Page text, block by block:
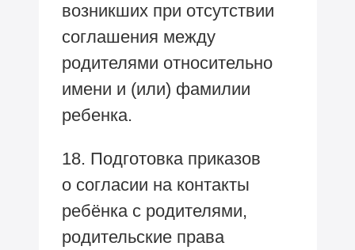
возникших при отсутствии
соглашения между
родителями относительно
имени и (или) фамилии
ребенка.
18. Подготовка приказов
о согласии на контакты
ребёнка с родителями,
родительские права